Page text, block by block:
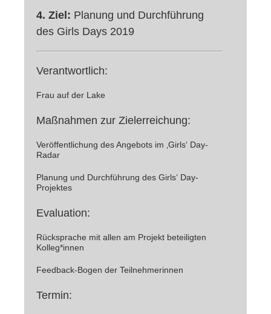
4. Ziel: Planung und Durchführung
des Girls Days 2019
Verantwortlich:
Frau auf der Lake
Maßnahmen zur Zielerreichung:
Veröffentlichung des Angebots im ‚Girls‘ Day-
Radar
Planung und Durchführung des Girls‘ Day-
Projektes
Evaluation:
Rücksprache mit allen am Projekt beteiligten
Kolleg*innen
Feedback-Bogen der Teilnehmerinnen
Termin: